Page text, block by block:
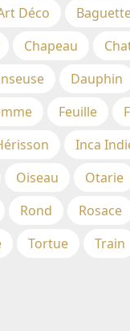
Déco
Chapeau
Dauphin
Feuille
Inca
Oiseau Otarie
Rond Rosace
Tortue Train